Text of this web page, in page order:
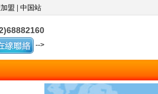
盟 中国站
-->